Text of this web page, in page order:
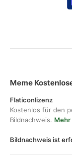
Meme
Flaticonlizenz
Kostenlos für den
Bildnachweis.
Bildnachweis ist